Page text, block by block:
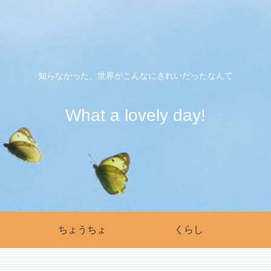
知らなかった、世界がこんなにきれいだったなんて
What a lovely day!
ちょうちょ くらし